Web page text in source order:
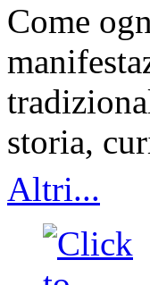
Come
storia,
Altri...